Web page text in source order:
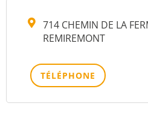
714 CHEMIN DE LA
REMIREMONT
TÉLÉPHONE